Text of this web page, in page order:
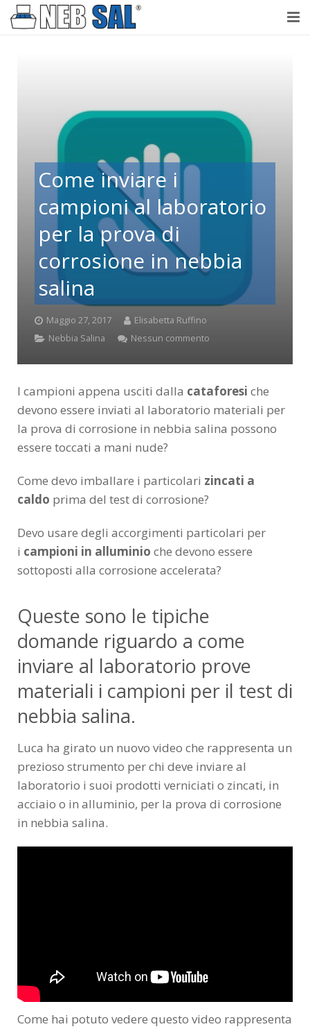
Laboratorio accreditato
Testimonianze
Contatti
Come inviare i
campioni al laboratorio
per la prova di
corrosione in nebbia
salina
Maggio 27, 2017
Elisabetta Ruffino
Nebbia Salina
Nessun commento
I campioni appena usciti dalla cataforesi che
devono essere inviati al laboratorio materiali per
la prova di corrosione in nebbia salina possono
essere toccati a mani nude?
Come devo imballare i particolari zincati a
caldo prima del test di corrosione?
Devo usare degli accorgimenti particolari per
i campioni in alluminio che devono essere
sottoposti alla corrosione accelerata?
Queste sono le tipiche
domande riguardo a come
inviare al laboratorio prove
materiali i campioni per il test di
nebbia salina.
Luca ha girato un nuovo video che rappresenta un
prezioso strumento per chi deve inviare al
laboratorio i suoi prodotti verniciati o zincati, in
acciaio o in alluminio, per la prova di corrosione
in nebbia salina.
Come hai potuto vedere questo video rappresenta